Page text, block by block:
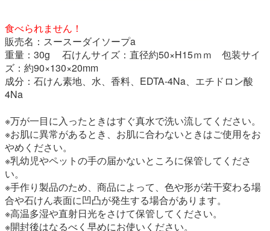
食べられません！
販売名：スースーダイソープa
重量：30g 石けんサイズ：直径約50×H15ｍｍ 包装サイ
ズ：約90×130×20mm
成分：石けん素地、水、香料、EDTA-4Na、エチドロン酸
4Na
※万が一目に入ったときはすぐ真水で洗い流してください。
※お肌に異常があるとき、お肌に合わないときはご使用をお
やめください。
※乳幼児やペットの手の届かないところに保管してくださ
い。
※手作り製品のため、商品によって、色や形が若干変わる場
合や石けん表面に凹凸が発生する場合があります。
※高温多湿や直射日光をさけて保管してください。
※開封後はなるべく早めにお使いください。